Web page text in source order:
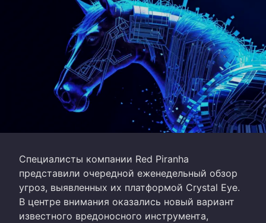
Специалисты компании Red Piranha
представили очередной еженедельный обзор
угроз, выявленных их платформой Crystal Eye.
В центре внимания оказались новый вариант
известного вредоносного инструмента,